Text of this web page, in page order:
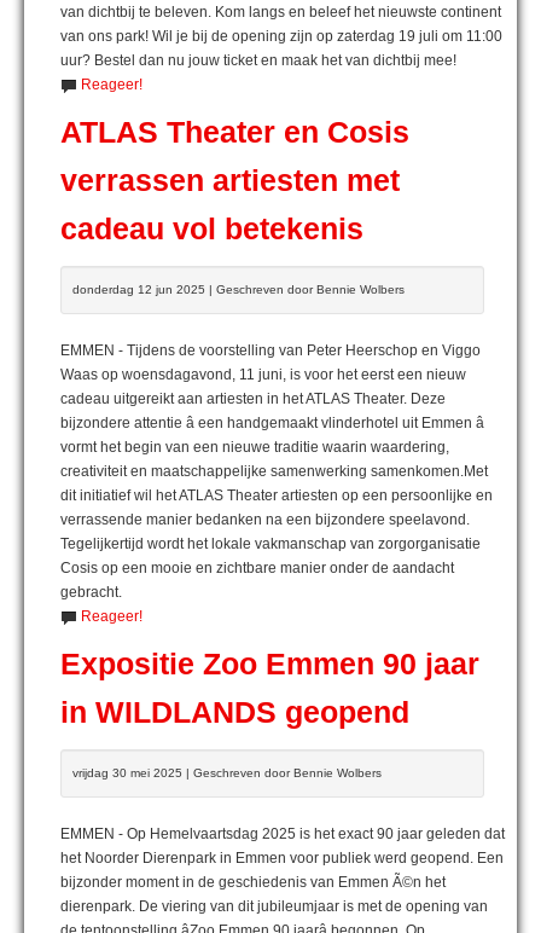
van dichtbij te beleven. Kom langs en beleef het nieuwste continent
van ons park! Wil je bij de opening zijn op zaterdag 19 juli om 11:00
uur? Bestel dan nu jouw ticket en maak het van dichtbij mee!
Reageer!
ATLAS Theater en Cosis
verrassen artiesten met
cadeau vol betekenis
donderdag 12 jun 2025 | Geschreven door Bennie Wolbers
EMMEN - Tijdens de voorstelling van Peter Heerschop en Viggo
Waas op woensdagavond, 11 juni, is voor het eerst een nieuw
cadeau uitgereikt aan artiesten in het ATLAS Theater. Deze
bijzondere attentie â een handgemaakt vlinderhotel uit Emmen â
vormt het begin van een nieuwe traditie waarin waardering,
creativiteit en maatschappelijke samenwerking samenkomen.Met
dit initiatief wil het ATLAS Theater artiesten op een persoonlijke en
verrassende manier bedanken na een bijzondere speelavond.
Tegelijkertijd wordt het lokale vakmanschap van zorgorganisatie
Cosis op een mooie en zichtbare manier onder de aandacht
gebracht.
Reageer!
Expositie Zoo Emmen 90 jaar
in WILDLANDS geopend
vrijdag 30 mei 2025 | Geschreven door Bennie Wolbers
EMMEN - Op Hemelvaartsdag 2025 is het exact 90 jaar geleden dat
het Noorder Dierenpark in Emmen voor publiek werd geopend. Een
bijzonder moment in de geschiedenis van Emmen Ã©n het
dierenpark. De viering van dit jubileumjaar is met de opening van